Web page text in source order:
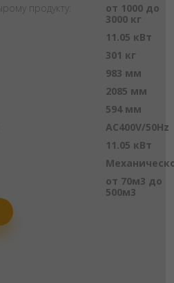
продукту:
от 1000 до
3000 кг
11.05 кВт
301 кг
983 мм
2085 мм
594 мм
AC400V/50Hz
11.05 кВт
от 70м3 до
500м3